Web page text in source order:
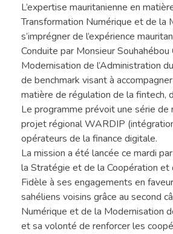
L’expertise mauritanienne en
Transformation Numérique et de la
s’imprégner de l’expérience
Conduite par Monsieur
Modernisation de l’Administration
de benchmark visant à
matière de régulation de la fintech,
Le programme prévoit une série
projet régional WARDIP
opérateurs de la finance digitale.
La mission a été lancée ce mardi
la Stratégie et de la Coopération
Fidèle à ses engagements en
sahéliens voisins grâce au second
Numérique et de la Modernisation
et sa volonté de renforcer les